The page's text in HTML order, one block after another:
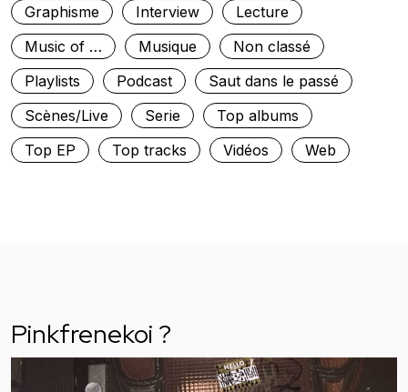
Graphisme
Interview
Lecture
Music of …
Musique
Non classé
Playlists
Podcast
Saut dans le passé
Scènes/Live
Serie
Top albums
Top EP
Top tracks Vidéos Web
Pinkfrenekoi ?